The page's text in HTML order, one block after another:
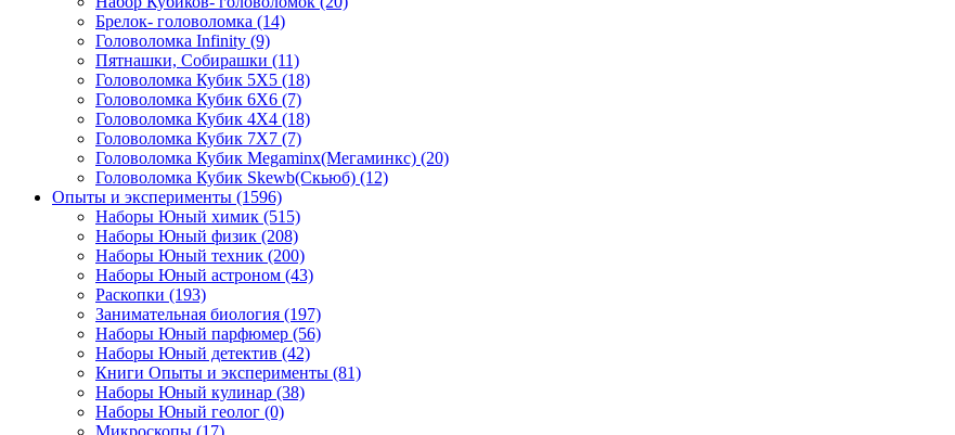
Брелок- головоломка (14)
Головоломка Infinity (9)
Пятнашки, Собирашки (11)
Головоломка Кубик 5Х5 (18)
Головоломка Кубик 6Х6 (7)
Головоломка Кубик 4Х4 (18)
Головоломка Кубик 7Х7 (7)
Головоломка Кубик Megaminx(Мегаминкс) (20)
Головоломка Кубик Skewb(Скьюб) (12)
Опыты и эксперименты (1596)
Наборы Юный химик (515)
Наборы Юный физик (208)
Наборы Юный техник (200)
Наборы Юный астроном (43)
Раскопки (193)
Занимательная биология (197)
Наборы Юный парфюмер (56)
Наборы Юный детектив (42)
Книги Опыты и эксперименты (81)
Наборы Юный кулинар (38)
Наборы Юный геолог (0)